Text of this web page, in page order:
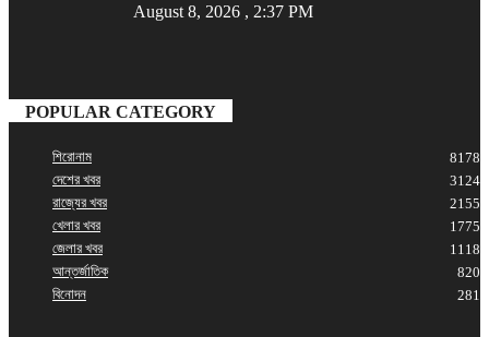
August 8, 2026 , 2:37 PM
POPULAR CATEGORY
শিরোনাম
8178
দেশের খবর
3124
রাজ্যের খবর
2155
খেলার খবর
1775
জেলার খবর
1118
আন্তর্জাতিক
820
বিনোদন
281